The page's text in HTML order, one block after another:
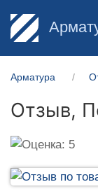
Арматура
Отзыв,